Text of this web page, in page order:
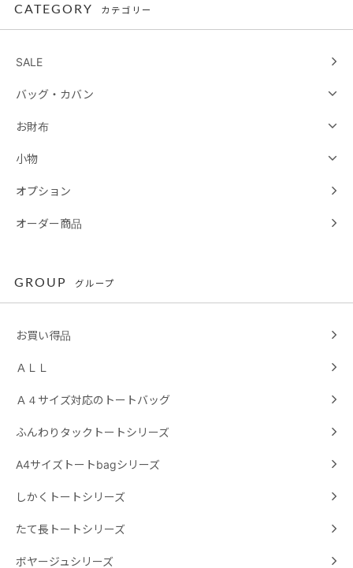
CATEGORY カテゴリー
SALE
バッグ・カバン
お財布
小物
オプション
オーダー商品
GROUP グループ
お買い得品
ＡＬＬ
Ａ４サイズ対応のトートバッグ
ふんわりタックトートシリーズ
A4サイズトートbagシリーズ
しかくトートシリーズ
たて長トートシリーズ
ボヤージュシリーズ